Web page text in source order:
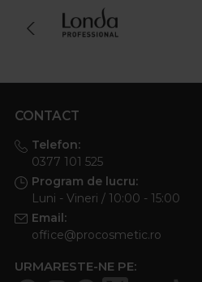
CONTACT
Telefon:
0377 101 525
Program de lucru:
Luni - Vineri / 10:00 - 15:00
Email:
office@procosmetic.ro
URMARESTE-NE PE: